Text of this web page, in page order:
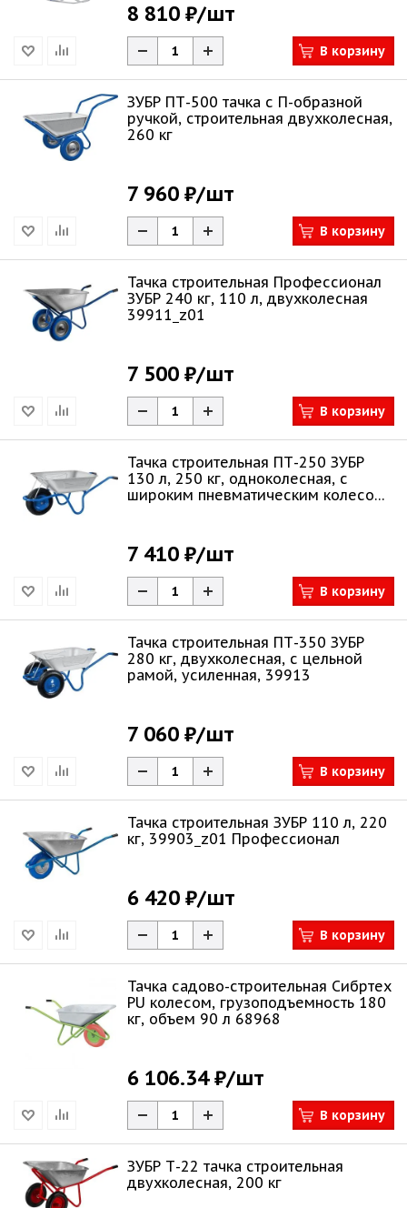
8 810 ₽/шт
В корзину
ЗУБР ПТ-500 тачка с П-образной
ручкой, строительная двухколесная,
260 кг
7 960 ₽/шт
В корзину
Тачка строительная Профессионал
ЗУБР 240 кг, 110 л, двухколесная
39911_z01
7 500 ₽/шт
В корзину
Тачка строительная ПТ-250 ЗУБР
130 л, 250 кг, одноколесная, с
широким пневматическим колесом,
7 410 ₽/шт
В корзину
Тачка строительная ПТ-350 ЗУБР
280 кг, двухколесная, с цельной
рамой, усиленная, 39913
7 060 ₽/шт
В корзину
Тачка строительная ЗУБР 110 л, 220
кг, 39903_z01 Профессионал
6 420 ₽/шт
В корзину
Тачка садово-строительная Сибртех
PU колесом, грузоподъемность 180
кг, объем 90 л 68968
6 106.34 ₽/шт
В корзину
ЗУБР Т-22 тачка строительная
двухколесная, 200 кг